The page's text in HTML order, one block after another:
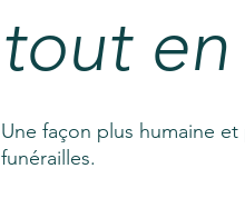
AssistGPT
Nos services en plus
tout
Une façon plus humaine
funérailles.